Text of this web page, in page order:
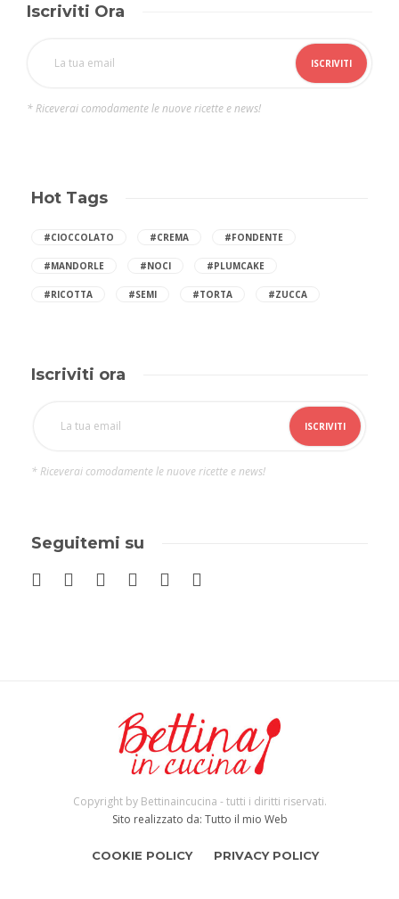
Iscriviti Ora
* Riceverai comodamente le nuove ricette e news!
Hot Tags
#CIOCCOLATO #CREMA #FONDENTE
#MANDORLE #NOCI #PLUMCAKE
#RICOTTA #SEMI #TORTA #ZUCCA
Iscriviti ora
* Riceverai comodamente le nuove ricette e news!
Seguitemi su
Copyright by Bettinaincucina - tutti i diritti riservati.
Sito realizzato da: Tutto il mio Web
COOKIE POLICY PRIVACY POLICY